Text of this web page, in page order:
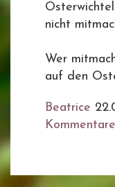
nicht
Wer
auf den
Beatrice
Kommentare